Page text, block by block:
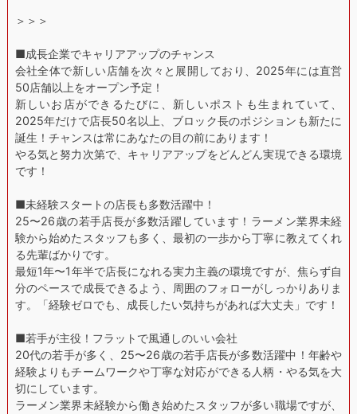
＞＞＞
■成長企業でキャリアアップのチャンス
会社全体で新しい店舗を次々と展開しており、2025年には直営
50店舗以上をオープン予定！
新しいお店ができるたびに、新しいポストも生まれていて、
2025年だけで店長50名以上、ブロック長のポジションも新たに
誕生！チャンスは常にあなたの目の前にあります！
やる気と努力次第で、キャリアアップをどんどん実現できる環境
です！
■未経験スタートの店長も多数活躍中！
25〜26歳の若手店長が多数活躍しています！ラーメン業界未経
験から始めたスタッフも多く、最初の一歩から丁寧に教えてくれ
る先輩ばかりです。
最短1年〜1年半で店長になれる実力主義の環境ですが、焦らず自
分のペースで成長できるよう、周囲のフォローがしっかりありま
す。「経験ゼロでも、成長したい気持ちがあれば大丈夫」です！
■若手が主役！フラットで風通しのいい会社
20代の若手が多く、25〜26歳の若手店長が多数活躍中！年齢や
経験よりもチームワークや丁寧な対応ができる人柄・やる気を大
切にしています。
ラーメン業界未経験から働き始めたスタッフが多い職場ですが、